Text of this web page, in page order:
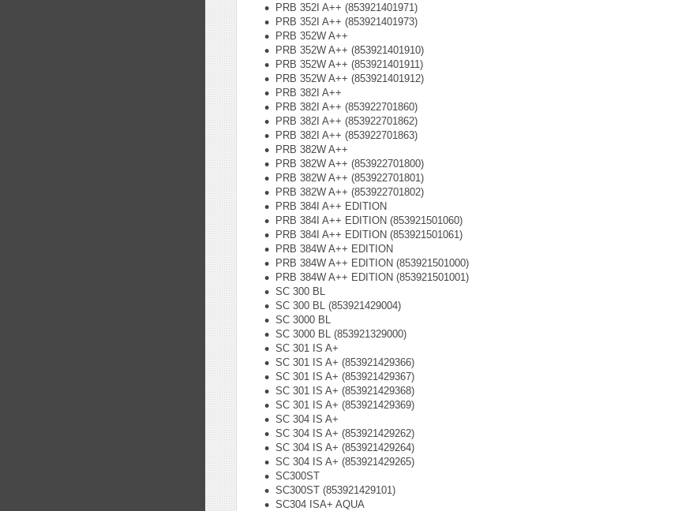
PRB 352I A++ (853921401971)
PRB 352I A++ (853921401973)
PRB 352W A++
PRB 352W A++ (853921401910)
PRB 352W A++ (853921401911)
PRB 352W A++ (853921401912)
PRB 382I A++
PRB 382I A++ (853922701860)
PRB 382I A++ (853922701862)
PRB 382I A++ (853922701863)
PRB 382W A++
PRB 382W A++ (853922701800)
PRB 382W A++ (853922701801)
PRB 382W A++ (853922701802)
PRB 384I A++ EDITION
PRB 384I A++ EDITION (853921501060)
PRB 384I A++ EDITION (853921501061)
PRB 384W A++ EDITION
PRB 384W A++ EDITION (853921501000)
PRB 384W A++ EDITION (853921501001)
SC 300 BL
SC 300 BL (853921429004)
SC 3000 BL
SC 3000 BL (853921329000)
SC 301 IS A+
SC 301 IS A+ (853921429366)
SC 301 IS A+ (853921429367)
SC 301 IS A+ (853921429368)
SC 301 IS A+ (853921429369)
SC 304 IS A+
SC 304 IS A+ (853921429262)
SC 304 IS A+ (853921429264)
SC 304 IS A+ (853921429265)
SC300ST
SC300ST (853921429101)
SC304 ISA+ AQUA